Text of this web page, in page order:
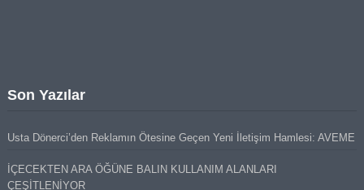
Son Yazılar
Usta Dönerci’den Reklamın Ötesine Geçen Yeni İletişim Hamlesi: AVEME
İÇECEKTEN ARA ÖĞÜNE BALIN KULLANIM ALANLARI
ÇEŞİTLENİYOR